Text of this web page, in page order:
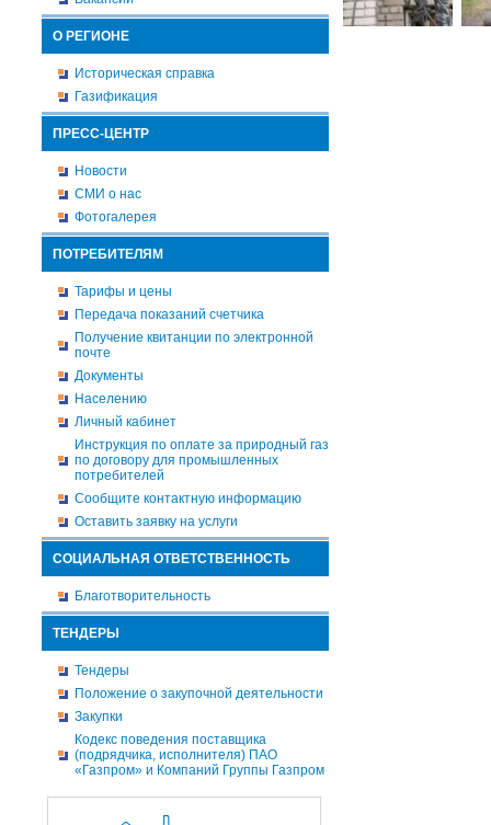
О РЕГИОНЕ
Историческая справка
Газификация
ПРЕСС-ЦЕНТР
Новости
СМИ о нас
Фотогалерея
ПОТРЕБИТЕЛЯМ
Тарифы и цены
Передача показаний счетчика
Получение квитанции по электронной
почте
Документы
Населению
Личный кабинет
Инструкция по оплате за природный газ
по договору для промышленных
потребителей
Сообщите контактную информацию
Оставить заявку на услуги
СОЦИАЛЬНАЯ ОТВЕТСТВЕННОСТЬ
Благотворительность
ТЕНДЕРЫ
Тендеры
Положение о закупочной деятельности
Закупки
Кодекс поведения поставщика
(подрядчика, исполнителя) ПАО
«Газпром» и Компаний Группы Газпром